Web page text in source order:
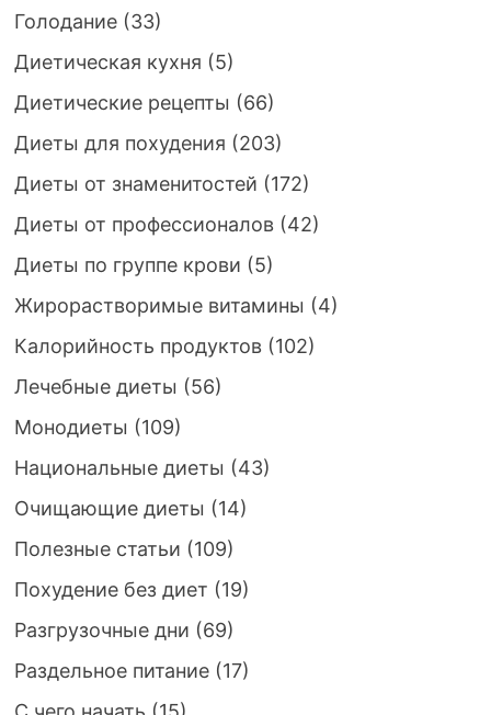
Голодание(33)
Диетическая кухня (5)
Диетические рецепты (66)
Диеты для похудения (203)
Диеты от знаменитостей (172)
Диеты от профессионалов(42)
Диеты по группе крови (5)
Жирорастворимые витамины (4)
Калорийность продуктов(102)
Лечебные диеты (56)
Монодиеты (109)
Национальные диеты (43)
Очищающие диеты (14)
Полезные статьи (109)
Похудение без диет (19)
Разгрузочные дни (69)
Раздельное питание(17)